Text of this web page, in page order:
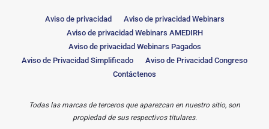
Aviso de privacidad
Aviso de privacidad Webinars
Aviso de privacidad Webinars AMEDIRH
Aviso de privacidad Webinars Pagados
Aviso de Privacidad Simplificado
Aviso de Privacidad Congreso
Contáctenos
Todas las marcas de terceros que aparezcan en nuestro sitio, son
propiedad de sus respectivos titulares.